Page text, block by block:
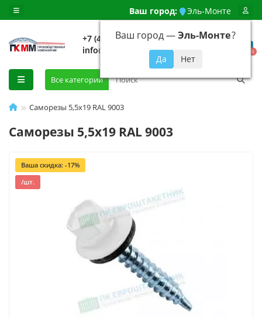
Ваш город: Эль-Монте
Ваш город —Эль-Монте?
+7 (499) 648-92-94
info@evroshtaketnikmoskva.ru
0
Все категории
Саморезы 5,5х19 RAL 9003
Саморезы 5,5х19 RAL 9003
Ваша скидка: -17%
/шт.